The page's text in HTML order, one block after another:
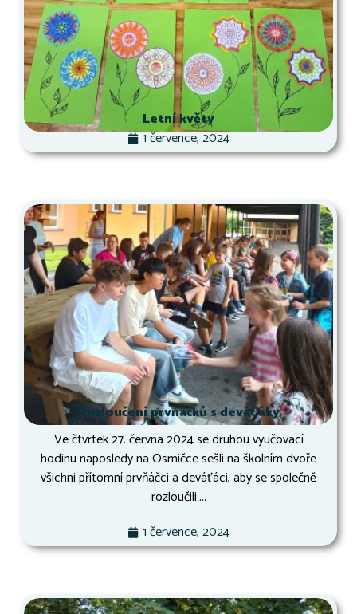
Letní květy
1 července, 2024
Rozloučení prvňáčků s deváťáky
Ve čtvrtek 27. června 2024 se druhou vyučovací
hodinu naposledy na Osmičce sešli na školním dvoře
všichni přítomní prvňáčci a deváťáci, aby se společně
rozloučili....
1 července, 2024